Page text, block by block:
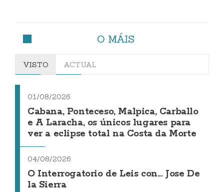
O MÁIS
VISTO ACTUAL
01/08/2026
Cabana, Ponteceso, Malpica, Carballo
e A Laracha, os únicos lugares para
ver a eclipse total na Costa da Morte
04/08/2026
O Interrogatorio de Leis con... Jose De
la Sierra